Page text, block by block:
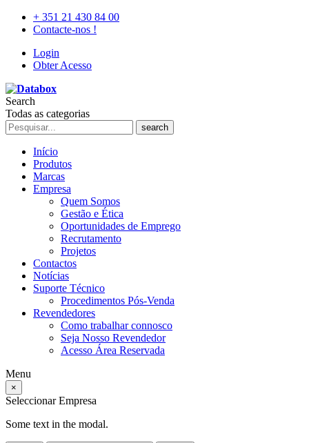
+ 351 21 430 84 00
Contacte-nos !
Login
Obter Acesso
Search
Todas as categorias
search
Início
Produtos
Marcas
Empresa
Quem Somos
Gestão e Ética
Oportunidades de Emprego
Recrutamento
Projetos
Contactos
Notícias
Suporte Técnico
Procedimentos Pós-Venda
Revendedores
Como trabalhar connosco
Seja Nosso Revendedor
Acesso Área Reservada
Menu
×
Seleccionar Empresa
Some text in the modal.